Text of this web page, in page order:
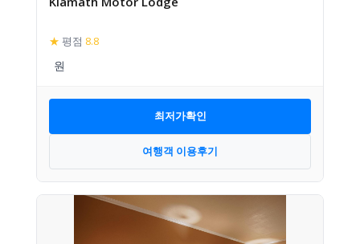
★ 평점 8.8
최저가확인
여행객 이용후기